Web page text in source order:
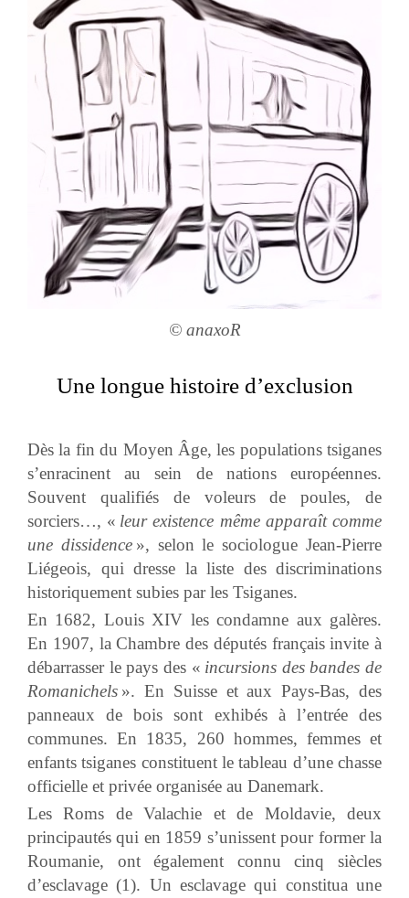
© anaxoR
Une longue histoire d’exclusion
Dès la fin du Moyen Âge, les populations tsiganes
s’enracinent au sein de nations européennes.
Souvent qualifiés de voleurs de poules, de
sorciers…, « leur existence même apparaît comme
une dissidence », selon le sociologue Jean-Pierre
Liégeois, qui dresse la liste des discriminations
historiquement subies par les Tsiganes.
En 1682, Louis XIV les condamne aux galères.
En 1907, la Chambre des députés français invite à
débarrasser le pays des « incursions des bandes de
Romanichels ». En Suisse et aux Pays-Bas, des
panneaux de bois sont exhibés à l’entrée des
communes. En 1835, 260 hommes, femmes et
enfants tsiganes constituent le tableau d’une chasse
officielle et privée organisée au Danemark.
Les Roms de Valachie et de Moldavie, deux
principautés qui en 1859 s’unissent pour former la
Roumanie, ont également connu cinq siècles
d’esclavage (1). Un esclavage qui constitua une